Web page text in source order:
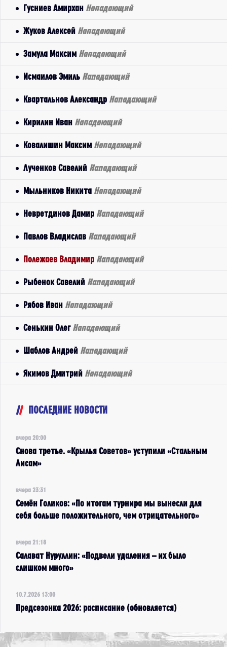
Гусниев Амирхан Нападающий
Жуков Алексей Нападающий
Замула Максим Нападающий
Исмаилов Эмиль Нападающий
Квартальнов Александр Нападающий
Кирилин Иван Нападающий
Ковалишин Максим Нападающий
Лученков Савелий Нападающий
Мыльников Никита Нападающий
Невретдинов Дамир Нападающий
Павлов Владислав Нападающий
Полежаев Владимир Нападающий
Рыбенок Савелий Нападающий
Рябов Иван Нападающий
Сенькин Олег Нападающий
Шаблов Андрей Нападающий
Якимов Дмитрий Нападающий
ПОСЛЕДНИЕ НОВОСТИ
вчера 20:00
Снова третье. «Крылья Советов» уступили «Стальным
Лисам»
вчера 23:31
Семён Голиков: «По итогам турнира мы вынесли для
себя больше положительного, чем отрицательного»
вчера 21:18
Салават Нуруллин: «Подвели удаления – их было
слишком много»
10.7.2026 13:00
Предсезонка 2026: расписание (обновляется)